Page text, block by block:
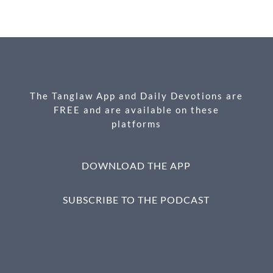
b
k
n
e
The Tanglaw App and Daily Devotions are
FREE and are available on these
platforms
DOWNLOAD THE APP
SUBSCRIBE TO THE PODCAST